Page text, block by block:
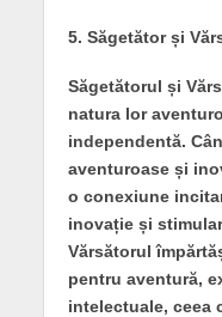
5. Săgetător și
Săgetătorul și
natura lor
independentă.
aventuroase și
o conexiune
inovație și
Vărsătorul
pentru aventură,
intelectuale, ceea